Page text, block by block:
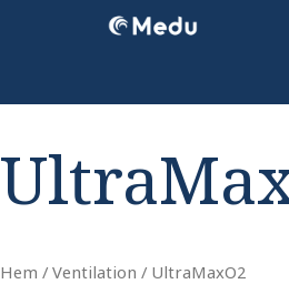
Hem / Ventilation / UltraMaxO2